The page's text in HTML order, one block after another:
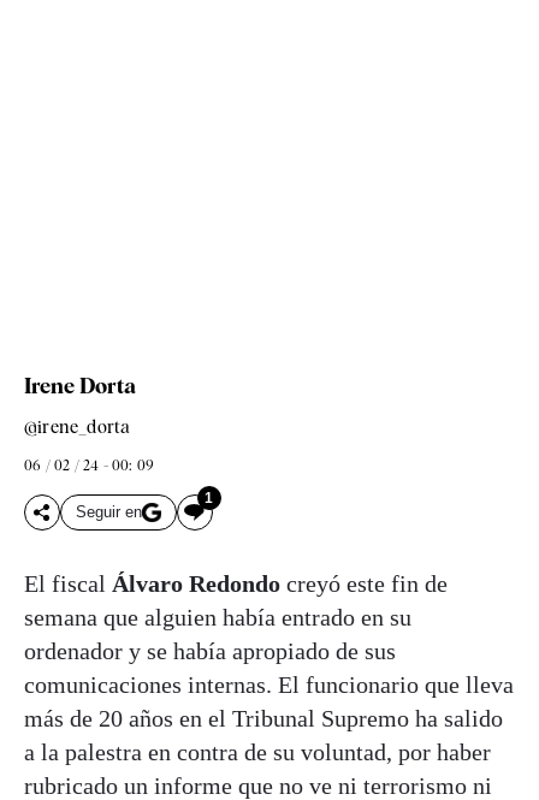
Irene Dorta
@irene_dorta
06 / 02 / 24 - 00: 09
Seguir en
1
El fiscal Álvaro Redondo creyó este fin de
semana que alguien había entrado en su
ordenador y se había apropiado de sus
comunicaciones internas. El funcionario que lleva
más de 20 años en el Tribunal Supremo ha salido
a la palestra en contra de su voluntad, por haber
rubricado un informe que no ve ni terrorismo ni